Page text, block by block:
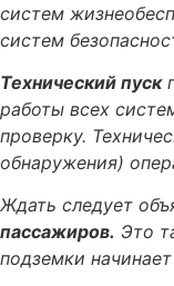
систем
систем
Технический пуск
работы всех
проверку.
обнаружения)
Ждать следует
пассажиров. Это
подземки